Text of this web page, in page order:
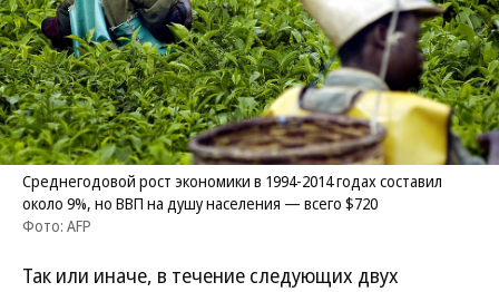
Среднегодовой рост экономики в 1994-2014 годах составил
около 9%, но ВВП на душу населения — всего $720
Фото: AFP
Так или иначе, в течение следующих двух